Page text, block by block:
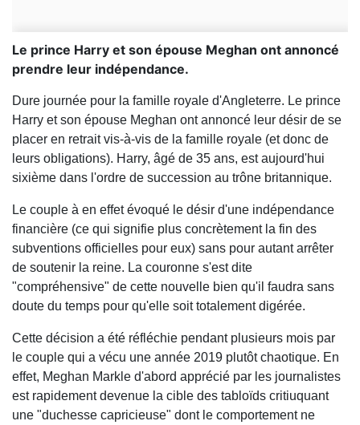
Le prince Harry et son épouse Meghan ont annoncé
prendre leur indépendance.
Dure journée pour la famille royale d'Angleterre. Le prince
Harry et son épouse Meghan ont annoncé leur désir de se
placer en retrait vis-à-vis de la famille royale (et donc de
leurs obligations). Harry, âgé de 35 ans, est aujourd'hui
sixième dans l'ordre de succession au trône britannique.
Le couple à en effet évoqué le désir d'une indépendance
financière (ce qui signifie plus concrètement la fin des
subventions officielles pour eux) sans pour autant arrêter
de soutenir la reine. La couronne s'est dite
"compréhensive" de cette nouvelle bien qu'il faudra sans
doute du temps pour qu'elle soit totalement digérée.
Cette décision a été réfléchie pendant plusieurs mois par
le couple qui a vécu une année 2019 plutôt chaotique. En
effet, Meghan Markle d'abord apprécié par les journalistes
est rapidement devenue la cible des tabloïds critiuquant
une "duchesse capricieuse" dont le comportement ne